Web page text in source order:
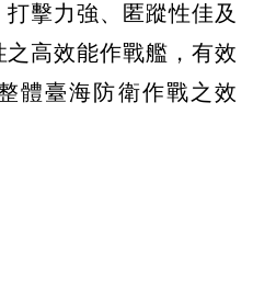
擊力強、匿蹤性佳及
高效能作戰艦，有效
體臺海防衛作戰之效